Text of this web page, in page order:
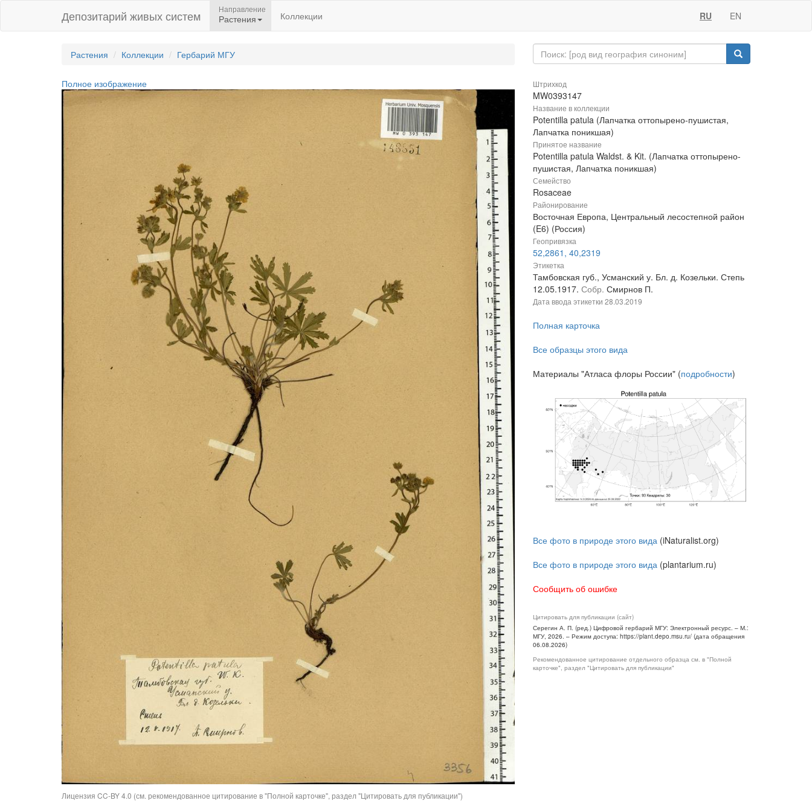
Депозитарий живых систем Направление
Растения Коллекции RU EN
Растения Коллекции Гербарий МГУ
Полное изображение
Лицензия CC-BY 4.0 (см. рекомендованное цитирование в "Полной карточке", раздел "Цитировать для публикации")
Штрихкод
MW0393147
Название в коллекции
Potentilla patula (Лапчатка оттопырено-пушистая,
Лапчатка поникшая)
Принятое название
Potentilla patula Waldst. & Kit. (Лапчатка оттопырено-
пушистая, Лапчатка поникшая)
Семейство
Rosaceae
Районирование
Восточная Европа, Центральный лесостепной район
(E6) (Россия)
Геопривязка
52,2861, 40,2319
Этикетка
Тамбовская губ., Усманский у. Бл. д. Козельки. Степь
12.05.1917. Собр. Смирнов П.
Дата ввода этикетки 28.03.2019
Полная карточка
Все образцы этого вида
Материалы "Атласа флоры России" (подробности)
Все фото в природе этого вида (iNaturalist.org)
Все фото в природе этого вида (plantarium.ru)
Сообщить об ошибке
Цитировать для публикации (сайт)
Серегин А. П. (ред.) Цифровой гербарий МГУ: Электронный ресурс. – М.:
МГУ, 2026. – Режим доступа: https://plant.depo.msu.ru/ (дата обращения
06.08.2026)
Рекомендованное цитирование отдельного образца см. в "Полной
карточке", раздел "Цитировать для публикации"